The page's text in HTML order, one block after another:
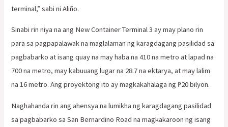
terminal,” sabi ni Aliño.
Sinabi rin niya na ang New Container Terminal 3 ay may plano rin
para sa pagpapalawak na maglalaman ng karagdagang pasilidad sa
pagbabarko at isang quay na may haba na 410 na metro at lapad na
700 na metro, may kabuuang lugar na 28.7 na ektarya, at may lalim
na 16 metro. Ang proyektong ito ay magkakahalaga ng ₱20 bilyon.
Naghahanda rin ang ahensya na lumikha ng karagdagang pasilidad
sa pagbabarko sa San Bernardino Road na magkakaroon ng isang